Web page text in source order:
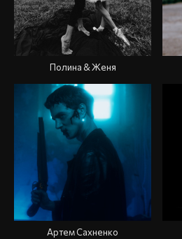
Полина & Женя
Артем Сахненко